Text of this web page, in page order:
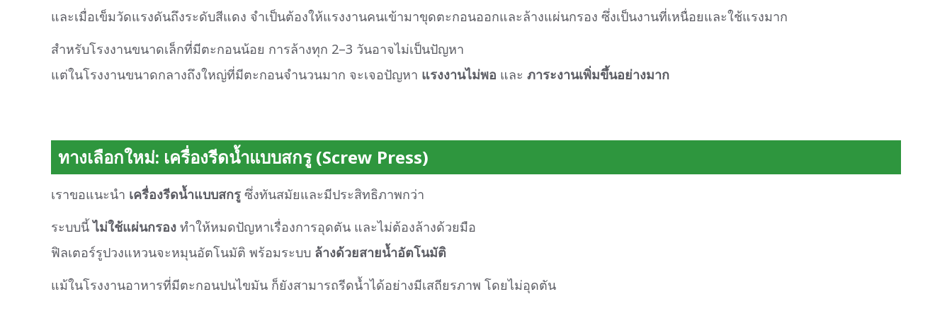
และเมื่อเข็มวัดแรงดันถึงระดับสีแดง จำเป็นต้องให้แรงงานคนเข้ามาขุดตะกอนออกและล้างแผ่นกรอง ซึ่งเป็นงานที่เหนื่อยและใช้แรงมาก
สำหรับโรงงานขนาดเล็กที่มีตะกอนน้อย การล้างทุก 2–3 วันอาจไม่เป็นปัญหา
แต่ในโรงงานขนาดกลางถึงใหญ่ที่มีตะกอนจำนวนมาก จะเจอปัญหา แรงงานไม่พอ และ ภาระงานเพิ่มขึ้นอย่างมาก
ทางเลือกใหม่: เครื่องรีดน้ำแบบสกรู (Screw Press)
เราขอแนะนำ เครื่องรีดน้ำแบบสกรู ซึ่งทันสมัยและมีประสิทธิภาพกว่า
ระบบนี้ไม่ใช้แผ่นกรอง ทำให้หมดปัญหาเรื่องการอุดตัน และไม่ต้องล้างด้วยมือ
ฟิลเตอร์รูปวงแหวนจะหมุนอัตโนมัติ พร้อมระบบ ล้างด้วยสายน้ำอัตโนมัติ
แม้ในโรงงานอาหารที่มีตะกอนปนไขมัน ก็ยังสามารถรีดน้ำได้อย่างมีเสถียรภาพ โดยไม่อุดตัน